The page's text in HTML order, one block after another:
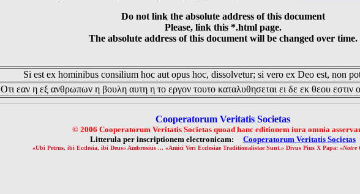
Do not link the absolute address of this document
Please, link this *.html page.
The absolute address of this document will be changed over time.
Si est ex hominibus consilium hoc aut opus hoc, dissolvetur; si vero ex Deo est, non
Οτι εαν η εξ ανθρωπων η βουλη αυτη η το εργον τουτο καταλυθησεται ει δε εκ θεου εστιν
Cooperatorum Veritatis Societas
© 2006 Cooperatorum Veritatis Societas quoad hanc editionem iura omnia
Litterula per inscriptionem electronicam: Cooperatorum Veritatis Societas
«Ubi Petrus, ibi Ecclesia, ibi Deus» Ambrosius ... «Amici Veri Ecclesiae Traditionalistae Sunt.» Divus Pius X Papa: «Notre